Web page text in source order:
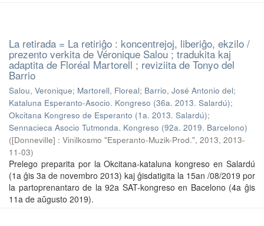
La retirada = La retiriĝo : koncentrejoj, liberiĝo, ekzilo /
prezento verkita de Véronique Salou ; tradukita kaj
adaptita de Floréal Martorell ; reviziita de Tonyo del
Barrio
Salou, Veronique; Martorell, Floreal; Barrio, José Antonio del;
Kataluna Esperanto-Asocio. Kongreso (36a. 2013. Salardú);
Okcitana Kongreso de Esperanto (1a. 2013. Salardú);
Sennacieca Asocio Tutmonda. Kongreso (92a. 2019. Barcelono)
([Donneville] : Vinilkosmo "Esperanto-Muzik-Prod.", 2013, 2013-
11-03)
Prelego preparita por la Okcitana-kataluna kongreso en Salardú
(1a ĝis 3a de novembro 2013) kaj ĝisdatigita la 15an /08/2019 por
la partoprenantaro de la 92a SAT-kongreso en Bacelono (4a ĝis
11a de aŭgusto 2019).